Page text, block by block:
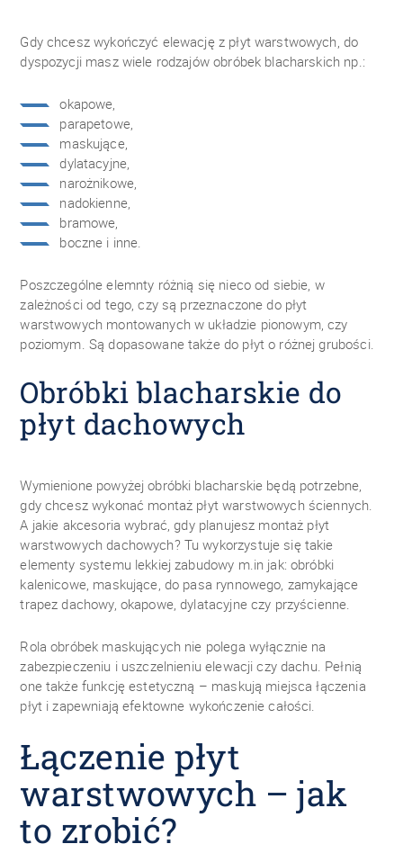
Gdy chcesz wykończyć elewację z płyt warstwowych, do
dyspozycji masz wiele rodzajów obróbek blacharskich np.:
okapowe,
parapetowe,
maskujące,
dylatacyjne,
narożnikowe,
nadokienne,
bramowe,
boczne i inne.
Poszczególne elemnty różnią się nieco od siebie, w
zależności od tego, czy są przeznaczone do płyt
warstwowych montowanych w układzie pionowym, czy
poziomym. Są dopasowane także do płyt o różnej grubości.
Obróbki blacharskie do
płyt dachowych
Wymienione powyżej obróbki blacharskie będą potrzebne,
gdy chcesz wykonać montaż płyt warstwowych ściennych.
A jakie akcesoria wybrać, gdy planujesz montaż płyt
warstwowych dachowych? Tu wykorzystuje się takie
elementy systemu lekkiej zabudowy m.in jak: obróbki
kalenicowe, maskujące, do pasa rynnowego, zamykające
trapez dachowy, okapowe, dylatacyjne czy przyścienne.
Rola obróbek maskujących nie polega wyłącznie na
zabezpieczeniu i uszczelnieniu elewacji czy dachu. Pełnią
one także funkcję estetyczną – maskują miejsca łączenia
płyt i zapewniają efektowne wykończenie całości.
Łączenie płyt
warstwowych – jak
to zrobić?